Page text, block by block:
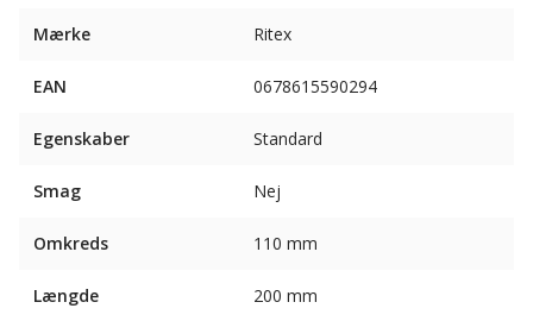
Mærke Ritex
EAN 0678615590294
Egenskaber Standard
Smag Nej
Omkreds 110 mm
Længde 200 mm